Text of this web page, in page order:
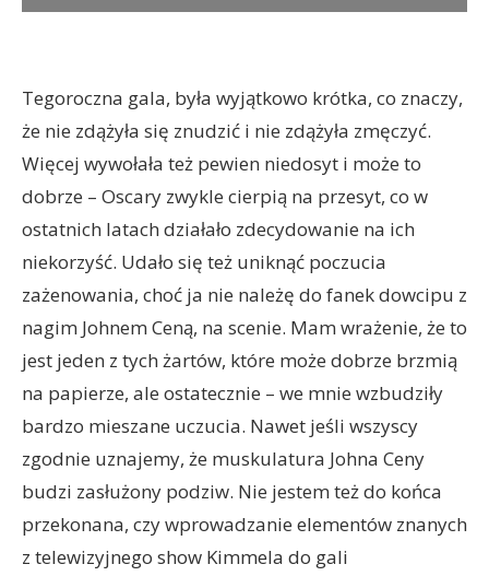
Tegoroczna gala, była wyjątkowo krótka, co znaczy,
że nie zdążyła się znudzić i nie zdążyła zmęczyć.
Więcej wywołała też pewien niedosyt i może to
dobrze – Oscary zwykle cierpią na przesyt, co w
ostatnich latach działało zdecydowanie na ich
niekorzyść. Udało się też uniknąć poczucia
zażenowania, choć ja nie należę do fanek dowcipu z
nagim Johnem Ceną, na scenie. Mam wrażenie, że to
jest jeden z tych żartów, które może dobrze brzmią
na papierze, ale ostatecznie – we mnie wzbudziły
bardzo mieszane uczucia. Nawet jeśli wszyscy
zgodnie uznajemy, że muskulatura Johna Ceny
budzi zasłużony podziw. Nie jestem też do końca
przekonana, czy wprowadzanie elementów znanych
z telewizyjnego show Kimmela do gali